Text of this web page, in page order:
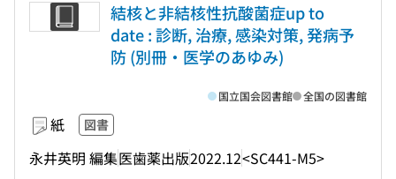
結核と非結核性抗酸菌症up to
date : 診断, 治療, 感染対策, 発病予
防 (別冊・医学のあゆみ)
紙 図書
永井英明 編集医歯薬出版2022.12<SC441-M5>
国立国会図書館 全国の図書館